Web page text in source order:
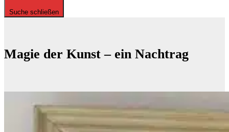
Suche schließen
Magie der Kunst – ein Nachtrag